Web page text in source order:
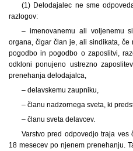
(1) Delodajalec ne sme
razlogov:
– imenovanemu ali voljenemu
organa, čigar član je, ali sindikata,
pogodbo in pogodbo o zaposlitvi,
odkloni ponujeno ustrezno
prenehanja delodajalca,
– delavskemu zaupniku,
– članu nadzornega sveta, ki
– članu sveta delavcev.
Varstvo pred odpovedjo traja
18 mesecev po njenem prenehanju.